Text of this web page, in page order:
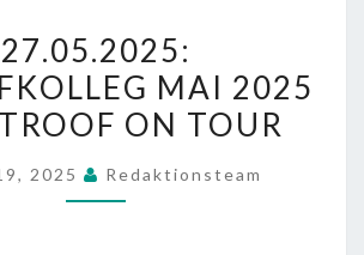
7
0
.
27.05.2025:
MAI 2025
ON TOUR
2025 Redaktionsteam